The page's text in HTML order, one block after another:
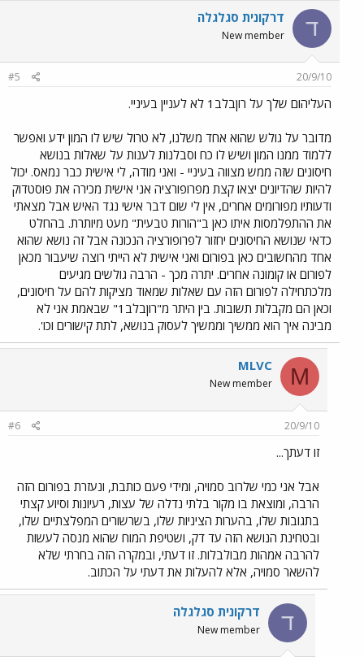
ד דרקונית סגלגלה
New member
20/9/10
#5
העליהום שלך על רוןבלב1 לא לעניין בעיניי.
מדובר על גולש שהוא אחד משלנו, לא טרול שיש לו המון ידע ואפשר
ללמוד ממנו המון ושיש לו כח וסבלנות לענות על שאלות בנושא
חיסונים שזה ממש מצווה בעיניי - ואני מודה, לי אישית כבר נמאס. יכול
להיות שהדיונים יצאו קצת מפרופורציה אני אישית מכירה את פוסטדוק
ודעותיו מפורומים אחרים, אין לי שום דבר אישי נגד האיש אבל מצאתי
את ההתפלמסות איתו כאן ב"הורות טבעית" מעט מיותרת. בהחלט
כדאי שנושא החיסונים יחזור לפרופורציה הנכונה אבל זה נושא שהוא
אחד מהחשובים כאן בפורום ואני אישית לא הייתי רוצה שיעבור מכאן
לפורום או קומונה אחרים. יתרה מכך - הרבה גולשים מגיעים
מלכתחילה לפורום הזה עם שאלות שמאוד מציקות להם על חיסונים,
וכאן הם מקבלות תשובות. בין היתר מ"רוןבלב1" שבאמת אני לא
מבינה איך הוא ממשיך וממשיך לעסוק בנושא, לתת קישורים וכו'.
M
MLVC
New member
20/9/10
#6
זו דעתך...
אבל אני כמי שלרוב סמויה, ומידי פעם כותבת, ונעזרת בפורום הזה
הרבה, ומוצאת בו מקור בלתי נדלה של עצות, רעיונות וסיוע קצתי
בתגובות שלו, בהערות הציניות שלו, בשרשורים המפלצתיים שלו,
ובטחינת הנושא הזה עד דק, ושטיפת המוח שהוא מנסה לעשות
להרבה אמהות מבולבלות. זו דעתי, ובמקרה הזה בחרתי שלא
להשאר סמויה, אלא להעלות את דעתי על הכתוב.
ד דרקונית סגלגלה
New member